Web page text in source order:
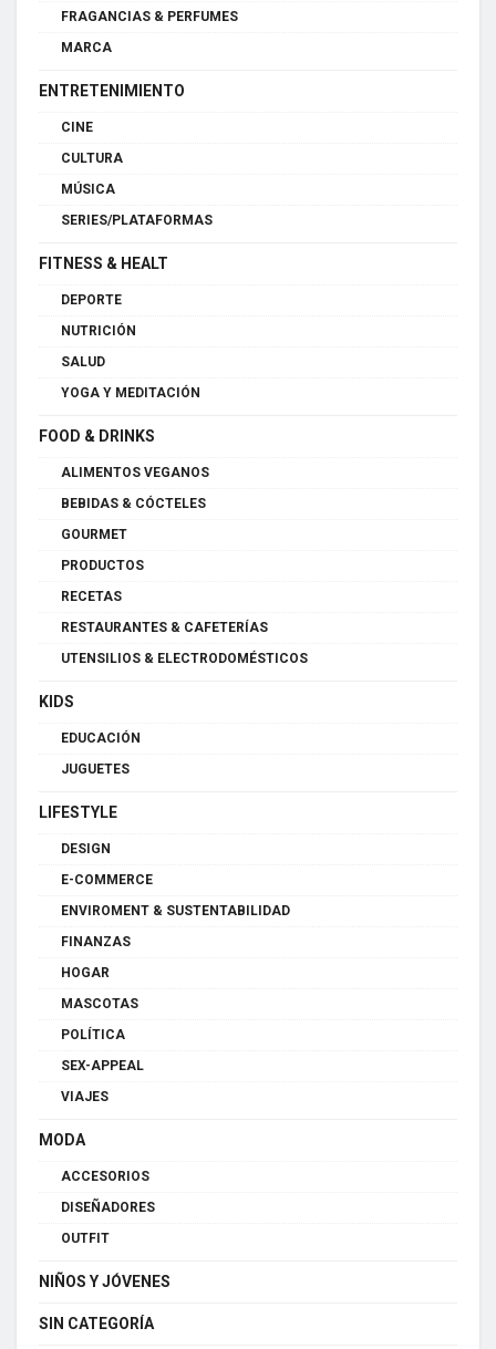
FRAGANCIAS & PERFUMES
MARCA
ENTRETENIMIENTO
CINE
CULTURA
MÚSICA
SERIES/PLATAFORMAS
FITNESS & HEALT
DEPORTE
NUTRICIÓN
SALUD
YOGA Y MEDITACIÓN
FOOD & DRINKS
ALIMENTOS VEGANOS
BEBIDAS & CÓCTELES
GOURMET
PRODUCTOS
RECETAS
RESTAURANTES & CAFETERÍAS
UTENSILIOS & ELECTRODOMÉSTICOS
KIDS
EDUCACIÓN
JUGUETES
LIFESTYLE
DESIGN
E-COMMERCE
ENVIROMENT & SUSTENTABILIDAD
FINANZAS
HOGAR
MASCOTAS
POLÍTICA
SEX-APPEAL
VIAJES
MODA
ACCESORIOS
DISEÑADORES
OUTFIT
NIÑOS Y JÓVENES
SIN CATEGORÍA